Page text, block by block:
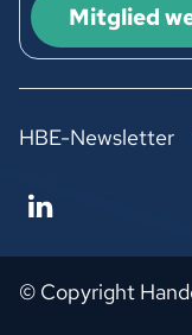
Mitglied
HBE-Newsletter
© Copyright